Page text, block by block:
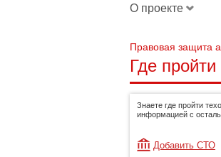
О проекте
Правовая защита
Где
Знаете где пройти
информацией с
Добавить СТО